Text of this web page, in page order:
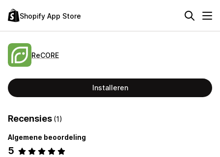
Shopify App Store
ReCORE
Installeren
Recensies (1)
Algemene beoordeling
5